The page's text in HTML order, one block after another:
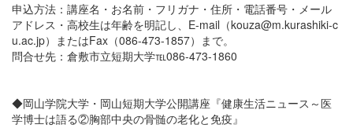
申込方法：講座名・お名前・フリガナ・住所・電話番号・メール
アドレス・高校生は年齢を明記し、E-mail（kouza@m.kurashiki-c
u.ac.jp）またはFax（086-473-1857）まで。
問合せ先：倉敷市立短期大学℡086-473-1860
◆岡山学院大学・岡山短期大学公開講座『健康生活ニュース～医
学博士は語る②胸部中央の骨髄の老化と免疫』